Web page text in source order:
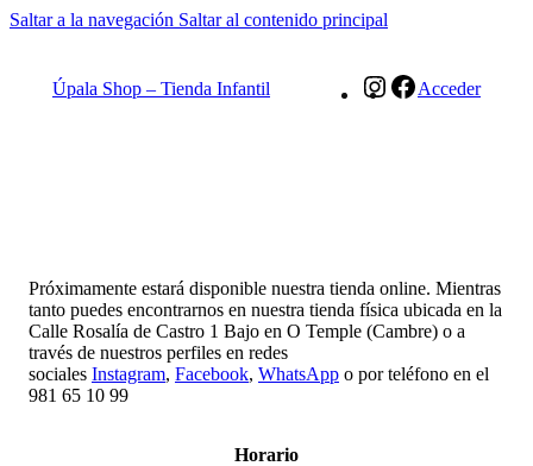
Saltar a la navegación Saltar al contenido principal
Úpala Shop – Tienda Infantil Instagram
Facebook
Acceder
Próximamente estará disponible nuestra tienda online. Mientras
tanto puedes encontrarnos en nuestra tienda física ubicada en la
Calle Rosalía de Castro 1 Bajo en O Temple (Cambre) o a
través de nuestros perfiles en redes
sociales Instagram, Facebook, WhatsApp o por teléfono en el
981 65 10 99
Horario